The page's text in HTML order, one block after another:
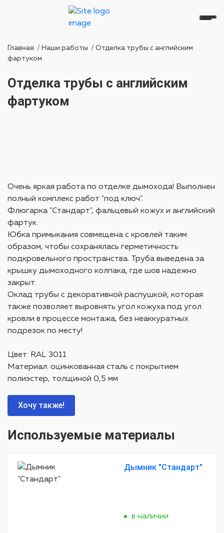
Главная / Наши работы / Отделка трубы с английским
фартуком
Отделка трубы с английским
фартуком
Очень яркая работа по отделке дымохода! Выполнен
полный комплекс работ "под ключ".
Флюгарка "Стандарт", фальцевый кожух и английский
фартук.
Юбка примыкания совмещена с кровлей таким
образом, чтобы сохранялась герметичность
подкровельного пространства. Труба выведена за
крышку дымоходного колпака, где шов надежно
закрыт.
Оклад трубы с декоративной распушкой, которая
также позволяет выровнять угол кожуха под угол
кровли в процессе монтажа, без неаккуратных
подрезок по месту!
Цвет: RAL 3011
Материал: оцинкованная сталь с покрытием
полиэстер, толщиной 0,5 мм
Хочу также!
Используемые материалы
Дымник "Стандарт"
в наличии